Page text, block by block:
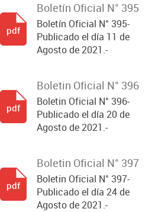
Boletín Oficial N° 395
Boletín Oficial N° 395-
Publicado el día 11 de
Agosto de 2021.-
pdf
Boletin Oficial N° 396
Boletin Oficial N° 396-
Publicado el día 20 de
Agosto de 2021.-
pdf
Boletin Oficial N° 397
Boletin Oficial N° 397-
Publicado el día 24 de
Agosto de 2021.-
pdf